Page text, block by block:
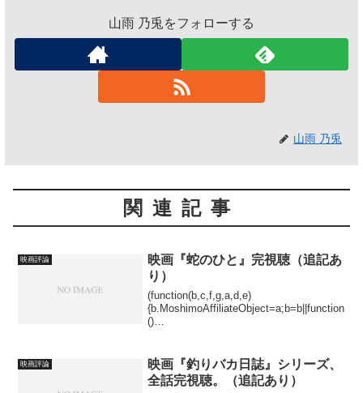
山雨 乃兎をフォローする
山雨 乃兎
関連記事
映画評論
映画『蛇のひと』完視聴（追記あ
り）
(function(b,c,f,g,a,d,e)
{b.MoshimoAffiliateObject=a;b=b||function
()
映画評論
映画『釣りバカ日誌』シリーズ、
全話完視聴。（追記あり）